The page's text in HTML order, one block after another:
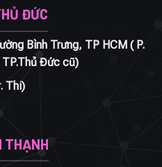
ĐỨC
Bình Trưng, TP HCM ( P.
TP.Thủ Đức cũ)
Thi)
THẠNH